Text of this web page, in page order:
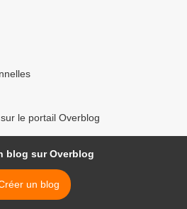
le portail Overblog
blog sur Overblog
un blog